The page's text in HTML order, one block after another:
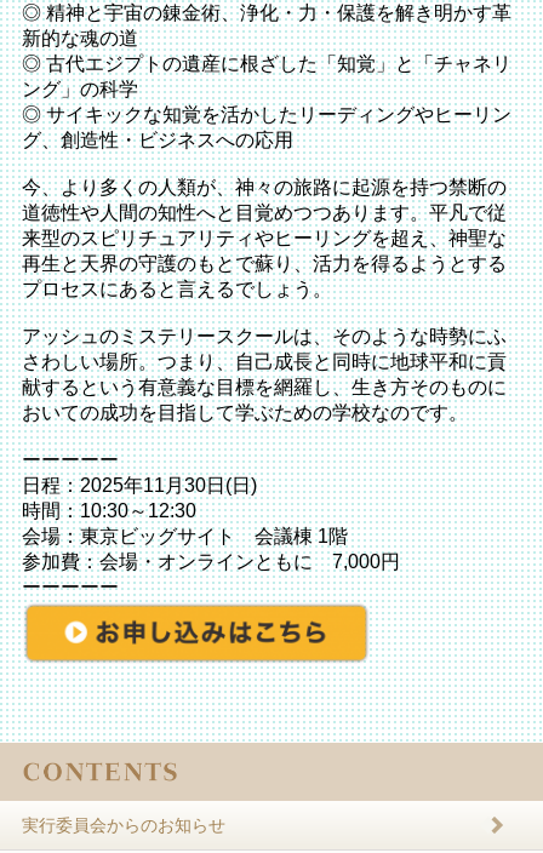
◎ 精神と宇宙の錬金術、浄化・力・保護を解き明かす革
新的な魂の道
◎ 古代エジプトの遺産に根ざした「知覚」と「チャネリ
ング」の科学
◎ サイキックな知覚を活かしたリーディングやヒーリン
グ、創造性・ビジネスへの応用
今、より多くの人類が、神々の旅路に起源を持つ禁断の
道徳性や人間の知性へと目覚めつつあります。平凡で従
来型のスピリチュアリティやヒーリングを超え、神聖な
再生と天界の守護のもとで蘇り、活力を得るようとする
プロセスにあると言えるでしょう。
アッシュのミステリースクールは、そのような時勢にふ
さわしい場所。つまり、自己成長と同時に地球平和に貢
献するという有意義な目標を網羅し、生き方そのものに
おいての成功を目指して学ぶための学校なのです。
ーーーーー
日程：2025年11月30日(日)
時間：10:30～12:30
会場：東京ビッグサイト 会議棟 1階
参加費：会場・オンラインともに 7,000円
ーーーーー
実行委員会からのお知らせ